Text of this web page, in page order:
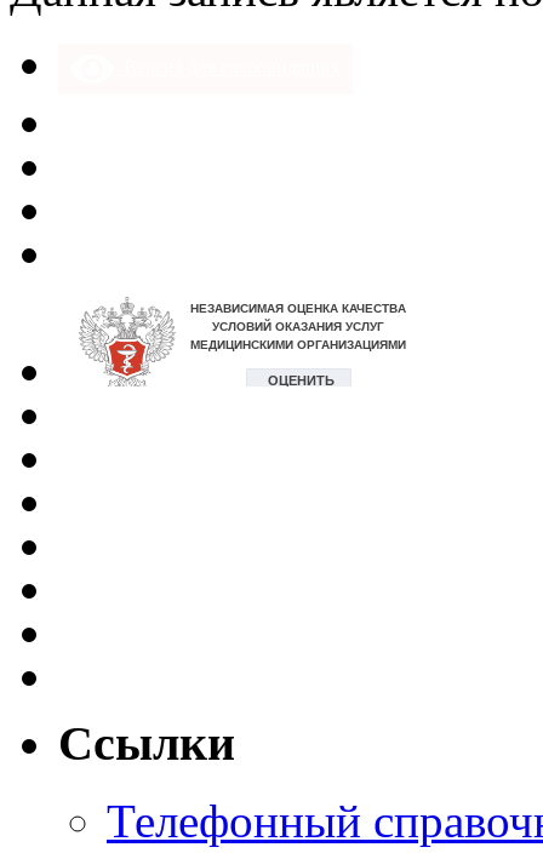
Ссылки
Телефонный